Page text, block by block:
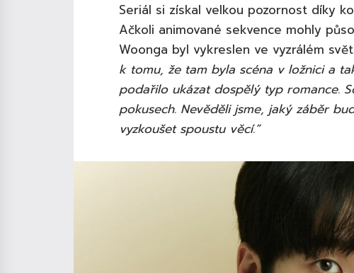
Seriál si získal velkou pozornost díky
Ačkoli animované sekvence mohly
Woonga byl vykreslen ve vyzrálém
k tomu, že tam byla scéna v ložnici a
podařilo ukázat dospělý typ romance.
pokusech. Nevěděli jsme, jaký záběr
vyzkoušet spoustu věcí.”